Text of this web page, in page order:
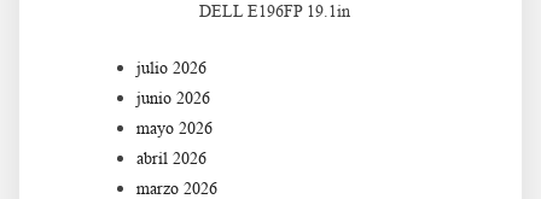
DELL E196FP 19.1in
julio 2026
junio 2026
mayo 2026
abril 2026
marzo 2026